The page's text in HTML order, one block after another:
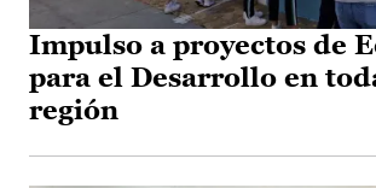
Impulso a proyectos de
para el Desarrollo en
región